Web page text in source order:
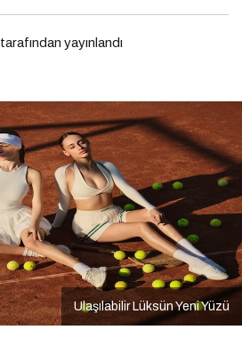
tarafından yayınlandı
Ulaşılabilir Lüksün Yeni Yüzü